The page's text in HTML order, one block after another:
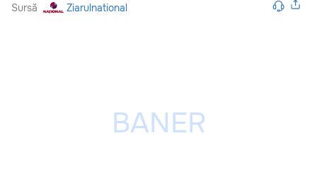
Sursă Ziarulnational